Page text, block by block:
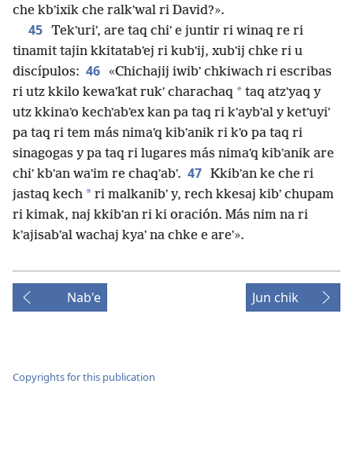
che kbʼixik che ralkʼwal ri David?».
45 Tekʼuriʼ, are taq chiʼ e juntir ri winaq re ri
tinamit tajin kkitatabʼej ri kubʼij, xubʼij chke ri u
discípulos: 46
«Chichajij iwibʼ chkiwach ri escribas
ri utz kkilo kewaʼkat rukʼ charachaq * taq atzʼyaq y
utz kkinaʼo kechʼabʼex kan pa taq ri kʼaybʼal y ketʼuyiʼ
pa taq ri tem más nimaʼq kibʼanik ri kʼo pa taq ri
sinagogas y pa taq ri lugares más nimaʼq kibʼanik are
chiʼ kbʼan waʼim re chaqʼabʼ. 47 Kkibʼan ke che ri
jastaq kech * ri malkanibʼ y, rech kkesaj kibʼ chupam
ri kimak, naj kkibʼan ri ki oración. Más nim na ri
kʼajisabʼal wachaj kyaʼ na chke e areʼ».
Nab'e Jun chik
Copyrights for this publication